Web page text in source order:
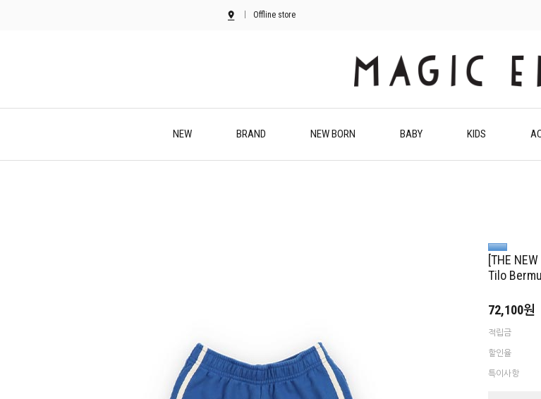
Offline store
NEW BRAND NEW BORN BABY KIDS
[THE
Tilo
72,100원
적립금
할인율
특이사항